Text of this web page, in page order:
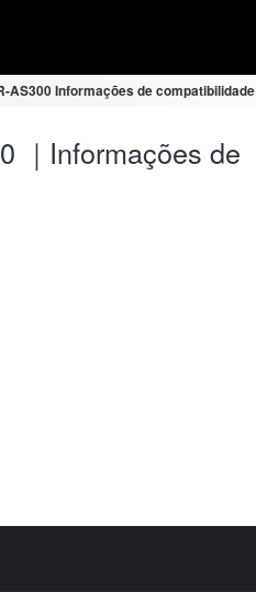
AS300 Informações de compatibilidade
｜Informações de